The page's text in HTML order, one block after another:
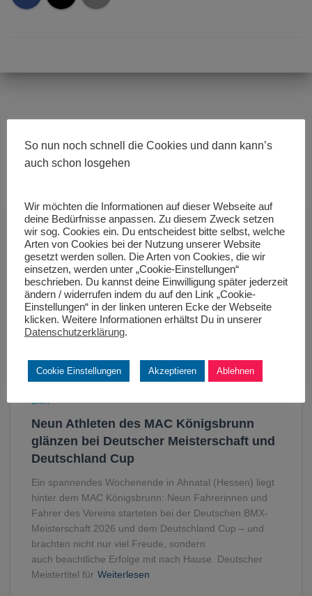
Ähnliche Beiträge
BMX
Neun Athleten des MAC Königsbrunn
glänzen bei Deutscher Meisterschaft und
Deutschland Cup
Ein spannendes Wochenende in Ahnatal (Hessen) liegt
hinter dem MAC Königsbrunn: Neun Fahrerinnen und
Fahrer des Vereins starteten bei der Deutschen BMX-
Meisterschaft 2026 und dem Deutschland Cup – und
brachten nicht nur viel Freude, sondern
auch beachtliche Erfolge mit nach Hause. Deutscher
Meistertitel für Weiterlesen
So nun noch schnell die Cookies und dann kann’s
auch schon losgehen
Wir möchten die Informationen auf dieser Webseite auf
deine Bedürfnisse anpassen. Zu diesem Zweck setzen
wir sog. Cookies ein. Du entscheidest bitte selbst, welche
Arten von Cookies bei der Nutzung unserer Website
gesetzt werden sollen. Die Arten von Cookies, die wir
einsetzen, werden unter „Cookie-Einstellungen“
beschrieben. Du kannst deine Einwilligung später jederzeit
ändern / widerrufen indem du auf den Link „Cookie-
Einstellungen“ in der linken unteren Ecke der Webseite
klicken. Weitere Informationen erhältst Du in unserer
Datenschutzerklärung.
Cookie Einstellungen Akzeptieren Ablehnen